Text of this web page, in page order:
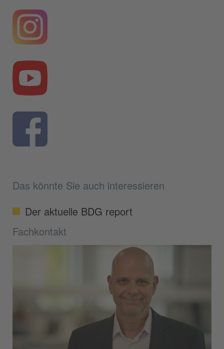
Das könnte Sie auch interessieren
Der aktuelle BDG report
Fachkontakt